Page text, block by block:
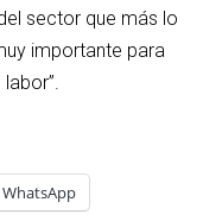
sector que más lo
importante para
WhatsApp